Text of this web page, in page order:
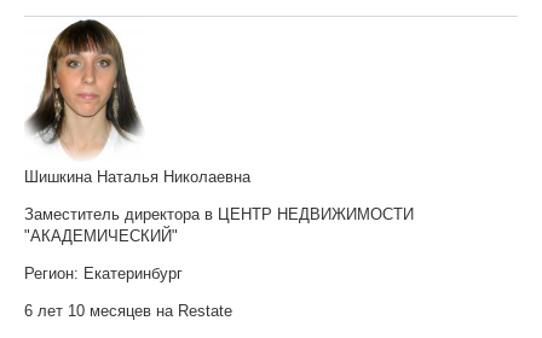
Шишкина Наталья Николаевна
Заместитель директора в ЦЕНТР НЕДВИЖИМОСТИ
"АКАДЕМИЧЕСКИЙ"
Регион: Екатеринбург
6 лет 10 месяцев на Restate